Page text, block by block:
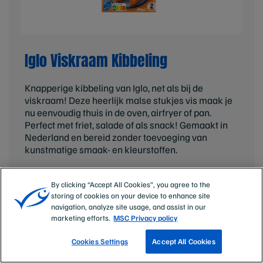
Iglo Viskraam Kibbeling
Knapperige kibbeling van Iglo, net als bij de
viskraam! Deze heerlijk malse stukjes vis maak je
nu eenvoudig thuis in de oven, airfryer of pan.
Perfect met friet, salade of als snack! Gemaakt in
Nederland en bereid zonder toevoeging van
kunstmatige smaak- en kleurstoffen.​
STEM
By clicking “Accept All Cookies”, you agree to the
storing of cookies on your device to enhance site
navigation, analyze site usage, and assist in our
marketing efforts. MSC Privacy policy
Cookies Settings Accept All Cookies